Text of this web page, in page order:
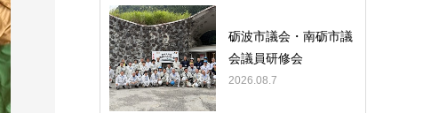
砺波市議会・南砺市議
会議員研修会
2026.08.7